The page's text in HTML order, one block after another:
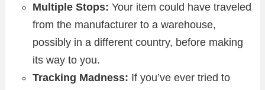
Multiple Stops: Your item could have traveled
from the manufacturer to a warehouse,
possibly in a different country, before making
its way to you.
Tracking Madness: If you’ve ever tried to